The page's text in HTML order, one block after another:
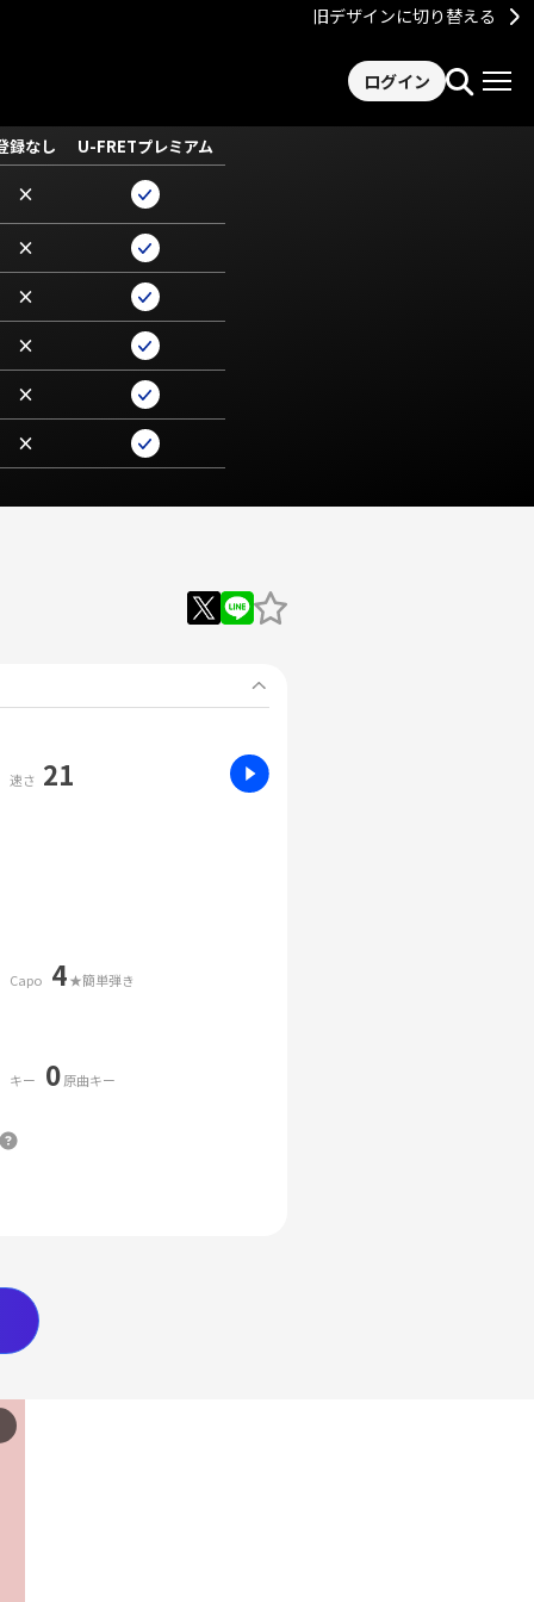
旧デザインに切り替える
ログイン
録なし U-FRETプレミアム
×
×
×
×
×
×
速さ 21
Capo 4★簡単弾き
キー 0原曲キー